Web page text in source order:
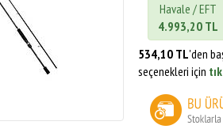
Havale / EFT
4.993,20 TL
534,10 TL'den
seçenekleri için